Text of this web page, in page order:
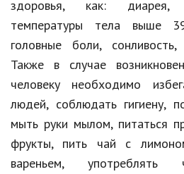
Разное
Работа и бизнес
Животные
Еда и напитки
Праздники и подарки
Кинематограф
здоровья, как: диарея,
температуры тела выше
головные боли,
Также в случае
человеку необходимо
людей, соблюдать гигиену,
мыть руки мылом, питаться
фрукты, пить чай с
вареньем,